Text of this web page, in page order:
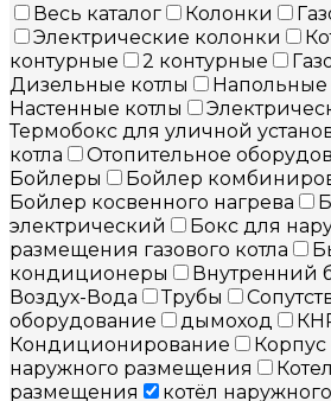
Весь каталог Колонки
Электрические колонки
контурные
2 контурные
Дизельные котлы
Напольные
Настенные котлы
Термобокс для уличной
котла
Отопительное
Бойлеры
Бойлер
Бойлер косвенного нагрева
электрический
Бокс для
размещения газового котла
кондиционеры
Внутренний
Воздух-Вода
Трубы
оборудование
дымоход
Кондиционирование
Корпус
наружного размещения
размещения
котёл